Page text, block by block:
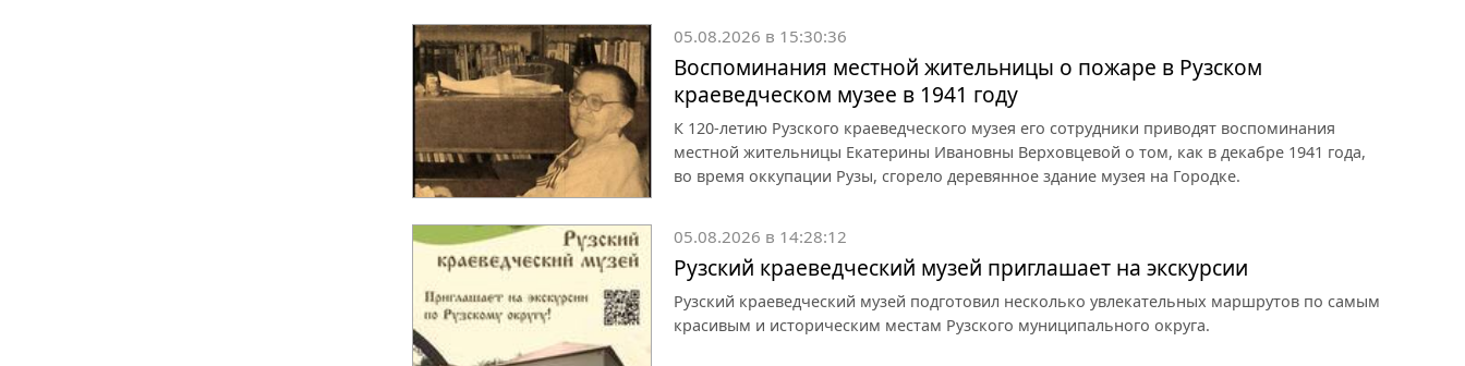
05.08.2026 в 15:30:36
Воспоминания местной жительницы о пожаре в Рузском
краеведческом музее в 1941 году
К 120-летию Рузского краеведческого музея его сотрудники приводят воспоминания
местной жительницы Екатерины Ивановны Верховцевой о том, как в декабре 1941 года,
во время оккупации Рузы, сгорело деревянное здание музея на Городке.
05.08.2026 в 14:28:12
Рузский краеведческий музей приглашает на экскурсии
Рузский краеведческий музей подготовил несколько увлекательных маршрутов по самым
красивым и историческим местам Рузского муниципального округа.